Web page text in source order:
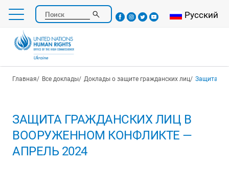
Перейти
основному
содержанию
Поиск Select your
Русский
Строка навигации
Главная Все доклады Доклады о защите гражданских лиц Защита
ЗАЩИТА ГРАЖДАНСКИХ ЛИЦ В
ВООРУЖЕННОМ КОНФЛИКТЕ —
АПРЕЛЬ 2024